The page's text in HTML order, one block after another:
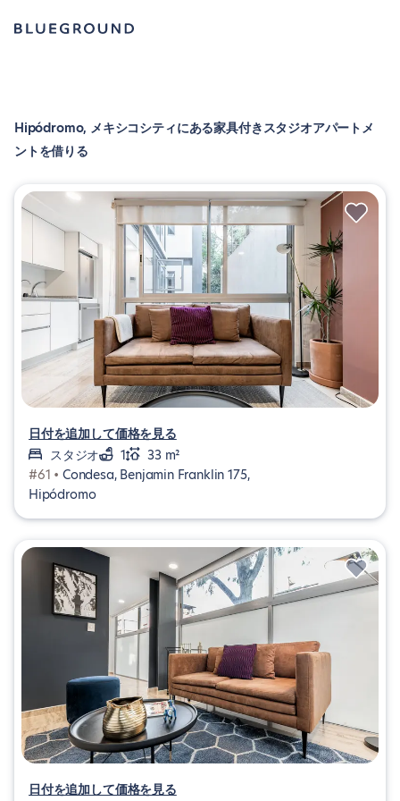
Hipódromo, メキシコシティにある家具付きスタジオアパートメ
ントを借りる
日付を追加して価格を見る
スタジオ
1
33 m²
#61 • Condesa, Benjamin Franklin 175,
Hipódromo
日付を追加して価格を見る